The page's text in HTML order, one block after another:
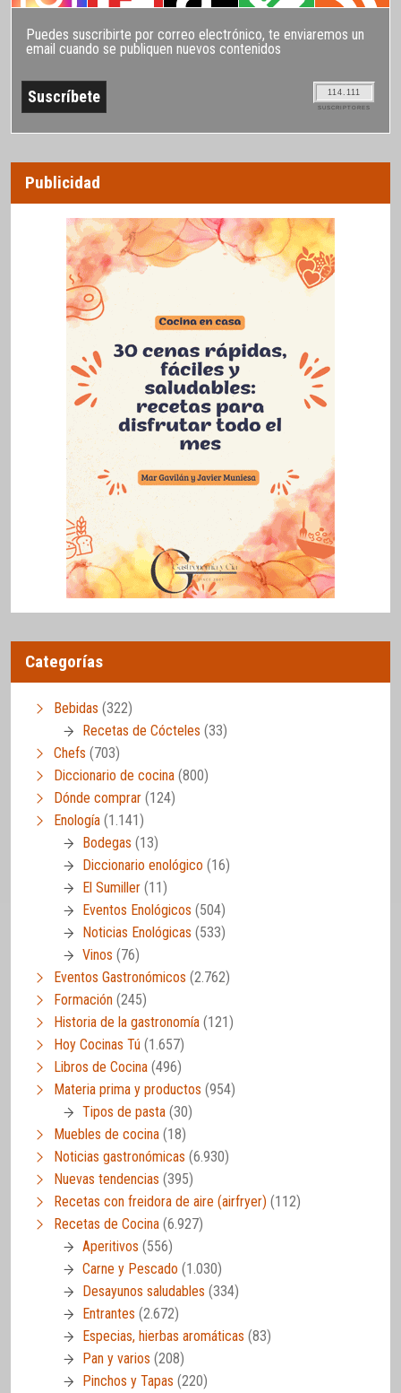
Puedes suscribirte por correo electrónico, te enviaremos un
email cuando se publiquen nuevos contenidos
114.111
SUSCRIPTORES
Publicidad
Categorías
Bebidas (322)
Recetas de Cócteles (33)
Chefs (703)
Diccionario de cocina (800)
Dónde comprar (124)
Enología (1.141)
Bodegas (13)
Diccionario enológico (16)
El Sumiller (11)
Eventos Enológicos (504)
Noticias Enológicas (533)
Vinos (76)
Eventos Gastronómicos (2.762)
Formación (245)
Historia de la gastronomía (121)
Hoy Cocinas Tú (1.657)
Libros de Cocina (496)
Materia prima y productos (954)
Tipos de pasta (30)
Muebles de cocina (18)
Noticias gastronómicas (6.930)
Nuevas tendencias (395)
Recetas con freidora de aire (airfryer) (112)
Recetas de Cocina (6.927)
Aperitivos (556)
Carne y Pescado (1.030)
Desayunos saludables (334)
Entrantes (2.672)
Especias, hierbas aromáticas (83)
Pan y varios (208)
Pinchos y Tapas (220)